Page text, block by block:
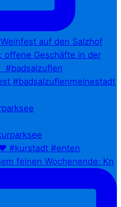
feinen Wochenende: Kn